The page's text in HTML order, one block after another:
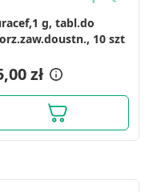
g, tabl.do
10 szt
zł